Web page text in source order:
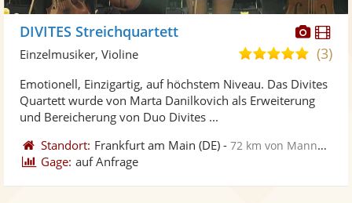
Fotos
DIVITES Streichquartett
5,0
5
Sternen
(3)
Einzelmusiker, Violine
Emotionell, Einzigartig, auf höchstem Niveau. Das Divites
Quartett wurde von Marta Danilkovich als Erweiterung
und Bereicherung von Duo Divites ...
Standort: Frankfurt am Main (DE) -72 km von Mannheim
Gage: auf Anfrage